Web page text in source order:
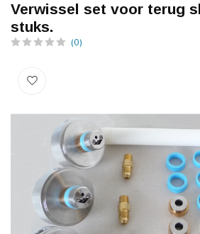
Verwissel set voor terug
stuks.
(0)